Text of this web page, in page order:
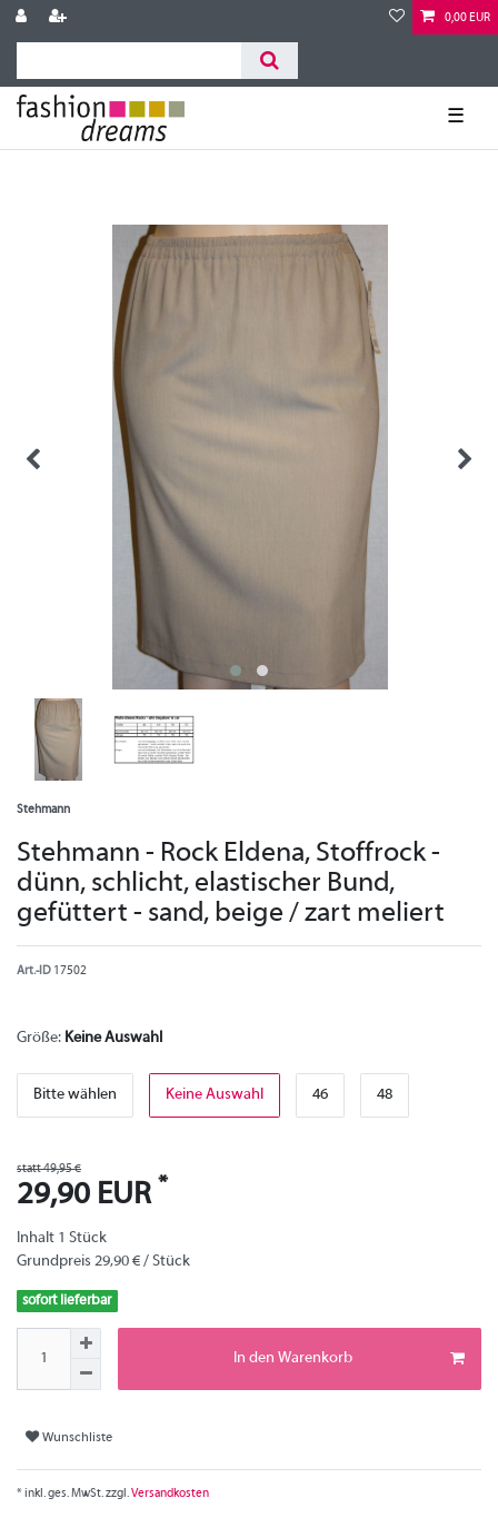
0,00 EUR
☰
Stehmann
Stehmann - Rock Eldena, Stoffrock -
dünn, schlicht, elastischer Bund,
gefüttert - sand, beige / zart meliert
Art.-ID 17502
Größe: Keine Auswahl
Bitte wählen Keine Auswahl 46 48
statt 49,95 €
29,90 EUR *
Inhalt 1 Stück
Grundpreis 29,90 € / Stück
sofort lieferbar
In den Warenkorb
Wunschliste
* inkl. ges. MwSt. zzgl.Versandkosten